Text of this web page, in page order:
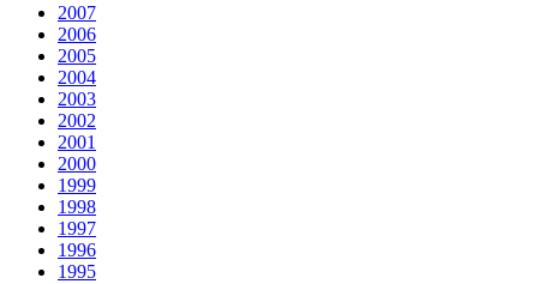
2007
2006
2005
2004
2003
2002
2001
2000
1999
1998
1997
1996
1995